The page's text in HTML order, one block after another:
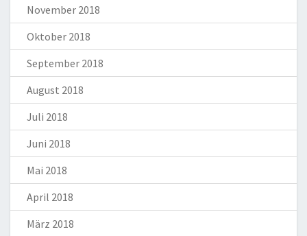
November 2018
Oktober 2018
September 2018
August 2018
Juli 2018
Juni 2018
Mai 2018
April 2018
März 2018